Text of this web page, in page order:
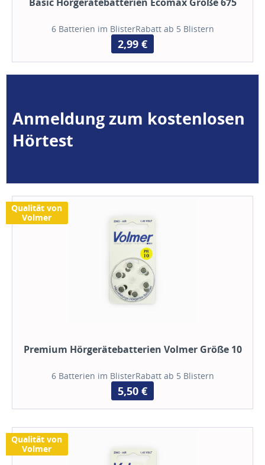
Anmeldung zum kostenlosen
Hörtest
6 Batterien im BlisterRabatt ab 5 Blistern
2,99 €
Qualität von
Volmer
Qualität von
Volmer
Premium Hörgerätebatterien Volmer Größe 10
6 Batterien im BlisterRabatt ab 5 Blistern
5,50 €